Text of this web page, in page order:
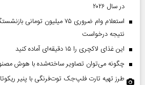
در سال ۲۰۲۶
استعلام وام ضروری ۷۵ میلیون
نتیجه درخواست
این غذای لاکچری را ۱۵ دقیقه‌ای آماده کنید
چگونه می‌توان تصاویر ساخته‌شده با هوش
طرز تهیه تارت فلپ‌جک توت‌فرنگی با پنیر